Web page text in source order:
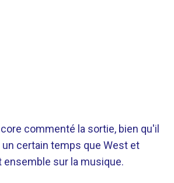
commenté la sortie, bien qu'il
certain temps que West et
ensemble sur la musique.